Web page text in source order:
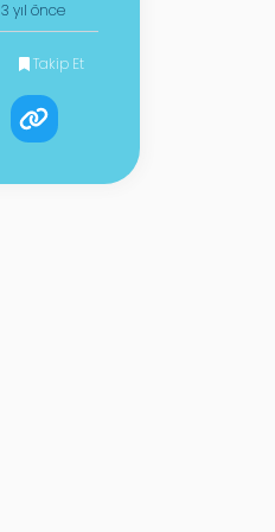
3 yıl önce
Takip Et